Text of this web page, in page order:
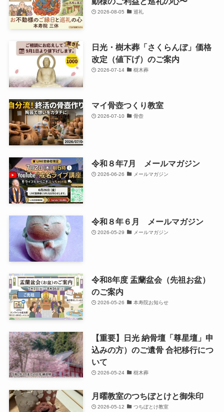
2026-08-05 巡礼
日光・樹木葬「さくらんぼ」価格
改定（値下げ）のご案内
2026-07-14 樹木葬
マイ骨壺つくり教室
2026-07-10 骨壺
令和８年7月 メールマガジン
2026-06-26 メールマガジン
令和８年６月 メールマガジン
2026-05-29 メールマガジン
令和8年度 盂蘭盆会（先祖お盆）
のご案内
2026-05-26 本寿院お知らせ
【重要】日光 納骨壇「尊星壇」申
込みの方）のご遺骨 合祀移行につ
いて
2026-05-24 樹木葬
月曜教室のつちぼとけと御朱印
2026-05-12 つちぼとけ教室